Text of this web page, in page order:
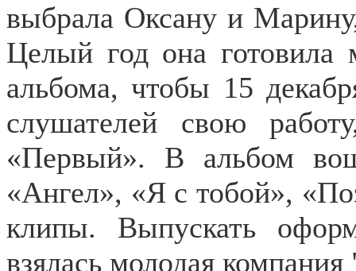
выбрала Оксану и
Целый год она готовила
альбома, чтобы 15
слушателей свою
«Первый». В альбом
«Ангел», «Я с тобой»,
клипы. Выпускать
взялась молодая